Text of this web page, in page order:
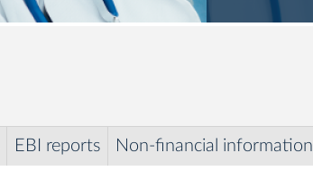
EBI reports Non-financial information